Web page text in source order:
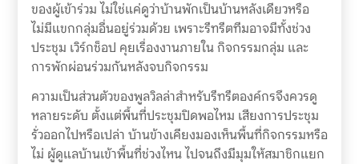
ของผู้เข้าร่วม ไม่ใช่แค่ดูว่าบ้านพักเป็นบ้านหลังเดียวหรือ
ไม่มีแขกกลุ่มอื่นอยู่ร่วมด้วย เพราะรีทรีตทีมอาจมีทั้งช่วง
ประชุม เวิร์กช็อป คุยเรื่องงานภายใน กิจกรรมกลุ่ม และ
การพักผ่อนร่วมกันหลังจบกิจกรรม
ความเป็นส่วนตัวของพูลวิลล่าสำหรับรีทรีตองค์กรจึงควรดู
หลายระดับ ตั้งแต่พื้นที่ประชุมปิดพอไหม เสียงการประชุม
รั่วออกไปหรือเปล่า บ้านข้างเคียงมองเห็นพื้นที่กิจกรรมหรือ
ไม่ ผู้ดูแลบ้านเข้าพื้นที่ช่วงไหน ไปจนถึงมีมุมให้สมาชิกแยก